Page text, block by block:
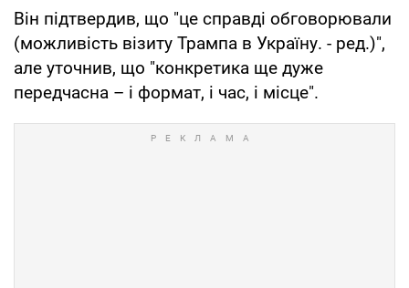
Він підтвердив, що "це справді обговорювали
(можливість візиту Трампа в Україну. - ред.)",
але уточнив, що "конкретика ще дуже
передчасна – і формат, і час, і місце".